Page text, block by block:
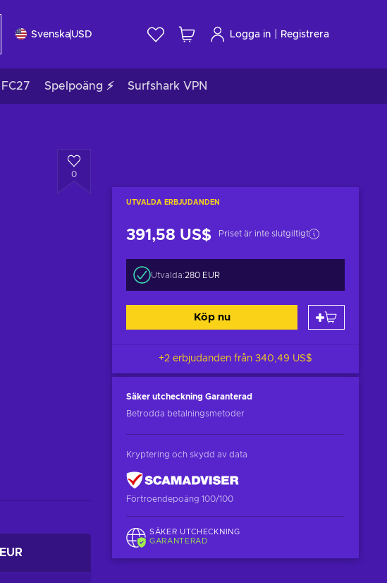
Svenska USD Logga in Registrera
FC27 Spelpoäng ⚡ Surfshark VPN
0
UTVALDA ERBJUDANDEN
391,58 US$ Priset är inte slutgiltigt
Utvalda:280 EUR
Köp nu
+2 erbjudanden från 340,49 US$
Säker utcheckning Garanterad
Betrodda betalningsmetoder
Kryptering och skydd av data
Förtroendepoäng 100/100
SÄKER UTCHECKNING
GARANTERAD